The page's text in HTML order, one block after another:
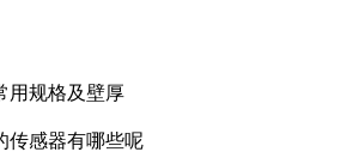
用规格及壁厚
传感器有哪些呢